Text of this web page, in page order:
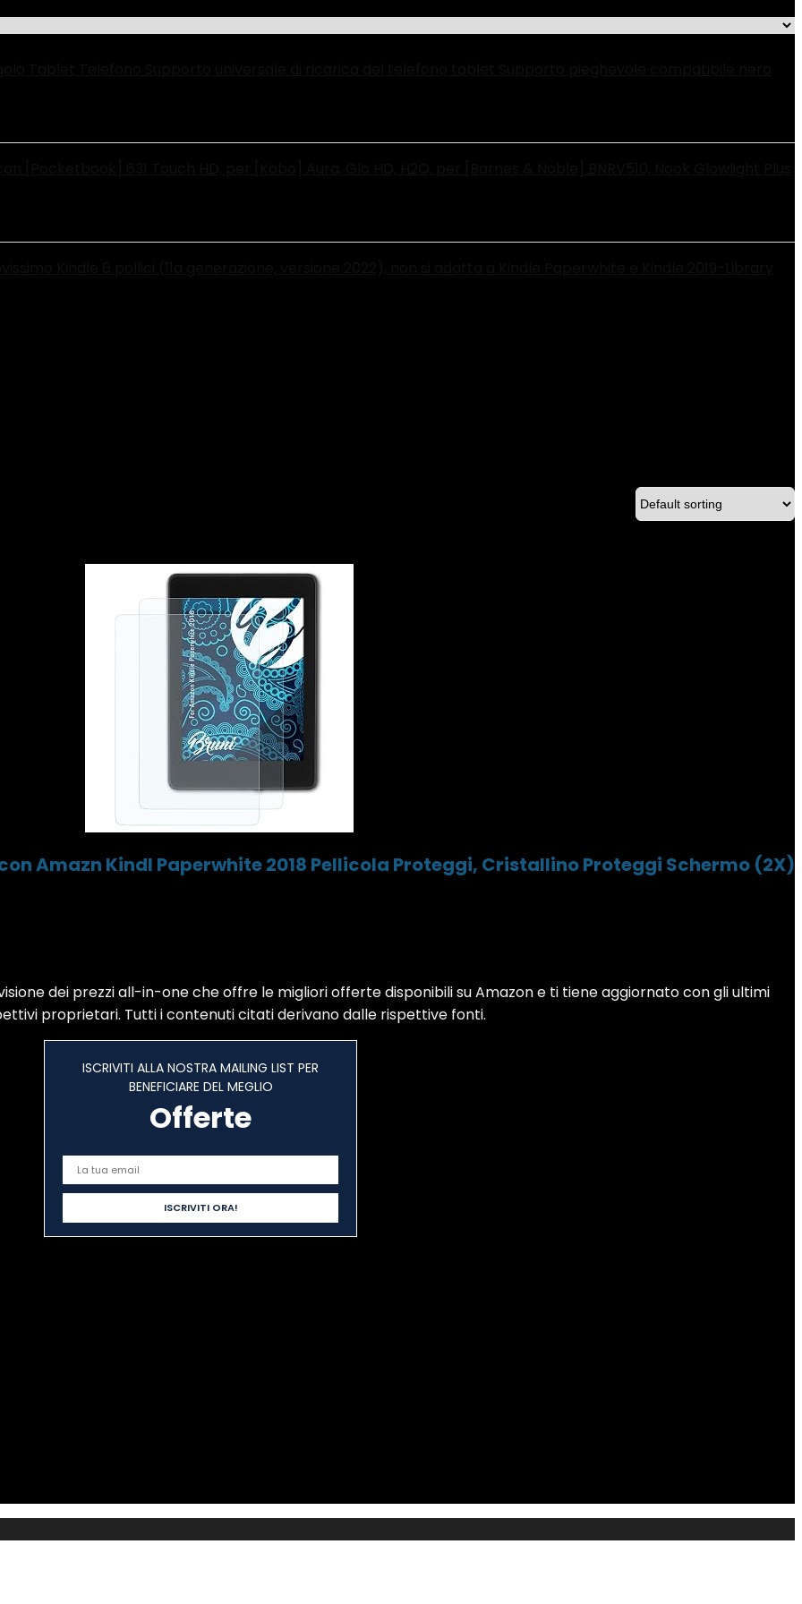
Amazn Kindl Paperwhite 2018 Pellicola Proteggi, Cristallino Proteggi Schermo (2X)
dei prezzi all-in-one che offre le migliori offerte disponibili su Amazon e ti tiene aggiornato con gli ultimi
proprietari. Tutti i contenuti citati derivano dalle rispettive fonti.
ISCRIVITI ALLA NOSTRA MAILING LIST PER
BENEFICIARE DEL MEGLIO
Offerte